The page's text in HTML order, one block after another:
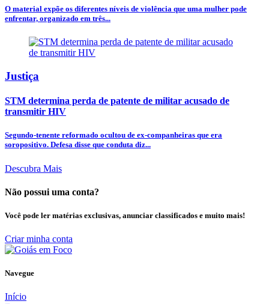
O material expõe os diferentes níveis de violência que uma mulher pode
enfrentar, organizado em três...
Justiça
STM determina perda de patente de militar acusado de
transmitir HIV
Segundo-tenente reformado ocultou de ex-companheiras que era
soropositivo. Defesa disse que conduta diz...
Descubra Mais
Não possui uma conta?
Você pode ler matérias exclusivas, anunciar classificados e muito mais!
Criar minha conta
Navegue
Início